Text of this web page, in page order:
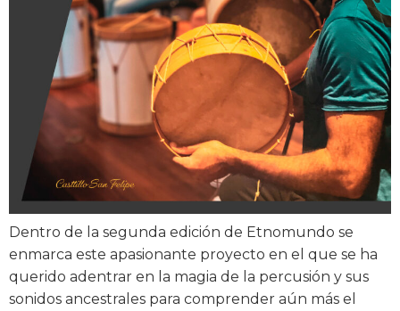
Dentro de la segunda edición de Etnomundo se
enmarca este apasionante proyecto en el que se ha
querido adentrar en la magia de la percusión y sus
sonidos ancestrales para comprender aún más el